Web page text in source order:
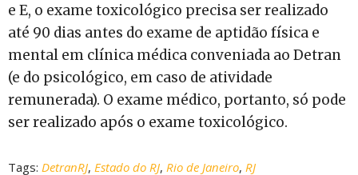
e E, o exame toxicológico precisa ser realizado
até 90 dias antes do exame de aptidão física e
mental em clínica médica conveniada ao Detran
(e do psicológico, em caso de atividade
remunerada). O exame médico, portanto, só pode
ser realizado após o exame toxicológico.
Tags: DetranRJ, Estado do RJ, Rio de Janeiro, RJ